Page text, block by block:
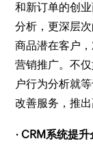
和新订单的创
分析，更深层
商品潜在客户
营销推广。不
户行为分析就
改善服务，推出
· CRM系统提